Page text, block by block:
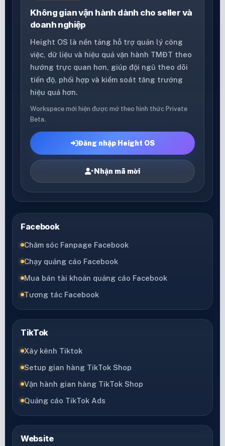
Không gian vận hành dành cho seller và
doanh nghiệp
Height OS là nền tảng hỗ trợ quản lý công
việc, dữ liệu và hiệu quả vận hành TMĐT theo
hướng trực quan hơn, giúp đội ngũ theo dõi
tiến độ, phối hợp và kiểm soát tăng trưởng
hiệu quả hơn.
Workspace mới hiện được mở theo hình thức Private
Beta.
Đăng nhập Height OS
Nhận mã mời
Facebook
Chăm sóc Fanpage Facebook
Chạy quảng cáo Facebook
Mua bán tài khoản quảng cáo Facebook
Tương tác Facebook
TikTok
Xây kênh Tiktok
Setup gian hàng TikTok Shop
Vận hành gian hàng TikTok Shop
Quảng cáo TikTok Ads
Website